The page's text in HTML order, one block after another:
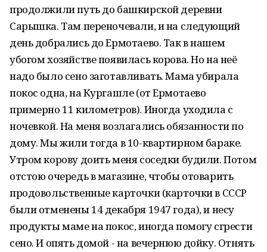
продолжили путь до башкирской деревни
Сарышка. Там переночевали, и на следующий
день добрались до Ермотаево. Так в нашем
убогом хозяйстве появилась корова. Но на неё
надо было сено заготавливать. Мама убирала
покос одна, на Кургашле (от Ермотаево
примерно 11 километров). Иногда уходила с
ночевкой. На меня возлагались обязанности по
дому. Мы жили тогда в 10-квартирном бараке.
Утром корову доить меня соседки будили. Потом
отстою очередь в магазине, чтобы отоварить
продовольственные карточки (карточки в СССР
были отменены 14 декабря 1947 года), и несу
продукты маме на покос, иногда помогу сгрести
сено. И опять домой - на вечернюю дойку. Отнять